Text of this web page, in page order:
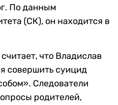
По данным
(СК), он находится в
что Владислав
совершить суицид
Следователи
родителей,